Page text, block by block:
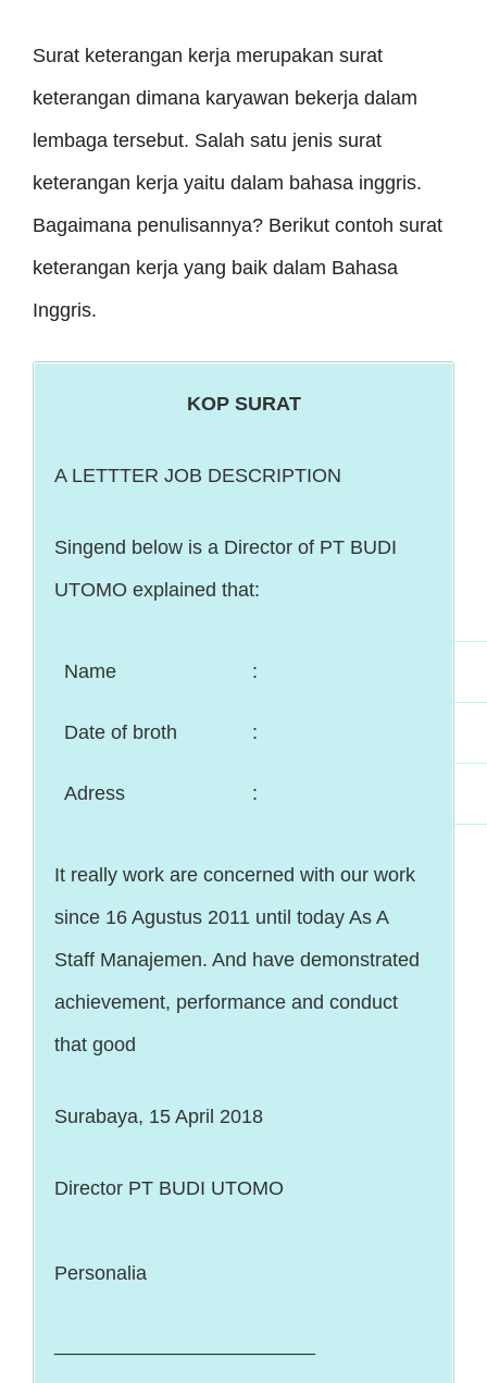
Surat keterangan kerja merupakan surat
keterangan dimana karyawan bekerja dalam
lembaga tersebut. Salah satu jenis surat
keterangan kerja yaitu dalam bahasa inggris.
Bagaimana penulisannya? Berikut contoh surat
keterangan kerja yang baik dalam Bahasa
Inggris.
KOP SURAT
A LETTTER JOB DESCRIPTION
Singend below is a Director of PT BUDI
UTOMO explained that:
Name :
Date of broth :
Adress :
It really work are concerned with our work
since 16 Agustus 2011 until today As A
Staff Manajemen. And have demonstrated
achievement, performance and conduct
that good
Surabaya, 15 April 2018
Director PT BUDI UTOMO
Personalia